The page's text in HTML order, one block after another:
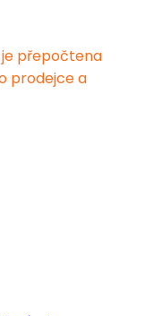
přepočtena
prodejce a